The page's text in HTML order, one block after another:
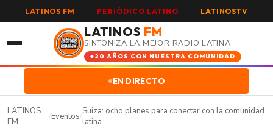
LATINOS FM PERIÓDICO LATINO LATINOSTV
LATINOS FM
SINTONIZA LA MEJOR RADIO LATINA
+20 AÑOS CON NUESTRA COMUNIDAD
EN DIRECTO
LATINOS
FM
/Eventos/Suiza: ocho planes para conectar con la comunidad
latina